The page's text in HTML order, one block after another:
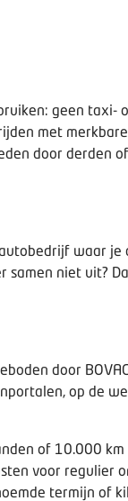
geen taxi-
met
door derden
waar je
samen niet uit?
door
op de
of 10.000
voor regulier
termijn of